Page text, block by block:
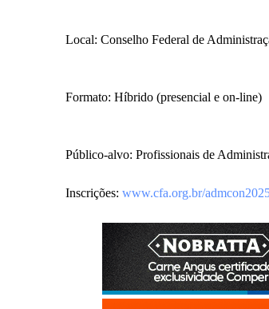
Local: Conselho Federal de
Formato: Híbrido (presencial e on-line)
Público-alvo: Profissionais de
Inscrições: www.cfa.org.br/